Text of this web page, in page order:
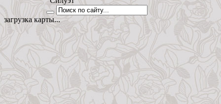
загрузка карты...